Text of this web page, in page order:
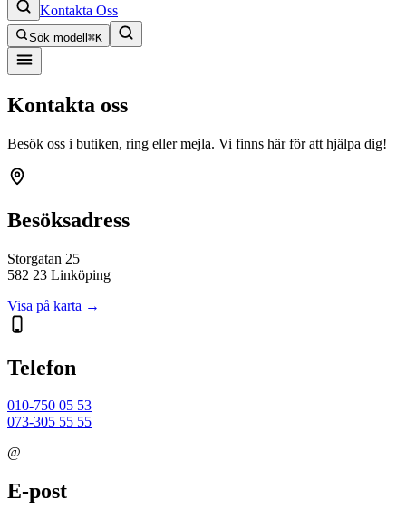
Kontakta Oss
Sök modell ⌘K
Kontakta oss
Besök oss i butiken, ring eller mejla. Vi finns här för att hjälpa dig!
Besöksadress
Storgatan 25
582 23 Linköping
Visa på karta →
Telefon
010-750 05 53
073-305 55 55
@
E-post